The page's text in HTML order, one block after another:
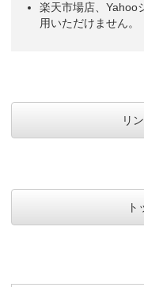
楽天市場店、Yahoo
用いただけません。
リ
ト